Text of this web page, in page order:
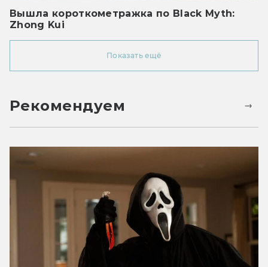
Вышла короткометражка по Black Myth:
Zhong Kui
Показать ещё
Рекомендуем